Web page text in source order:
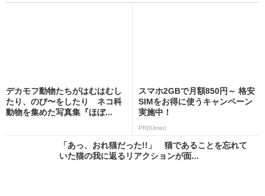
デカモフ動物たちがはむはむし
たり、のび〜をしたり ネコ科
動物を集めた写真集『ほぼ...
スマホ2GBで月額850円～ 格安
SIMをお得に使うキャンペーン
実施中！
PR(IIJmio)
「あっ、おれ猫だった!!」 猫であることを忘れて
いた猫の我に返るリアクションが面...